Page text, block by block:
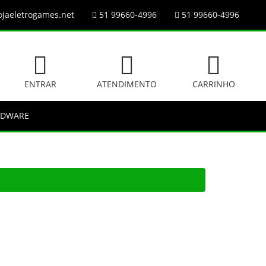
51 99660-4996 51 99660-4996
ENTRAR ATENDIMENTO CARRINHO